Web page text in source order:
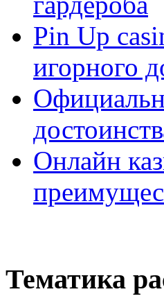
Pin Up
игорного
Онлайн
Тематика